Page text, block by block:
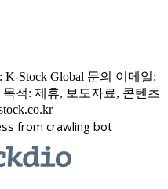
Stock Global 문의 이메일:
목적: 제휴, 보도자료, 콘텐츠